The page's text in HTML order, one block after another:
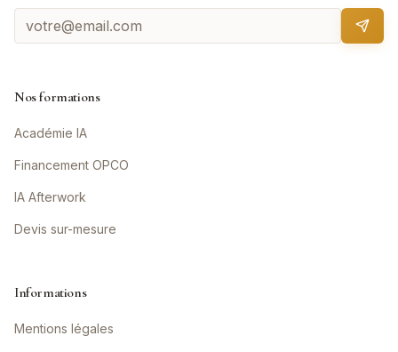
Nos formations
Académie IA
Financement OPCO
IA Afterwork
Devis sur-mesure
Informations
Mentions légales